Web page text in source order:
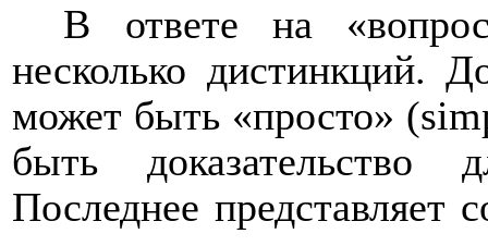
В ответе на
несколько дистинкций.
может быть «просто» (
быть доказательство
Последнее представляет